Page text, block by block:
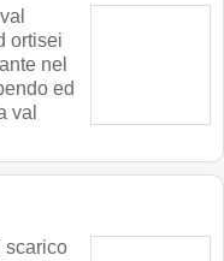
ortisei
nel
ed
val
scarico